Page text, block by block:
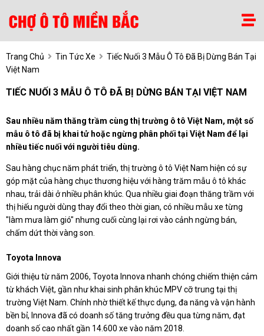
Trang Chủ Tin Tức Xe
Tiếc Nuối 3 Mẫu Ô Tô Đã Bị Dừng Bán Tại
Việt Nam
TIẾC NUỐI 3 MẪU Ô TÔ ĐÃ BỊ DỪNG BÁN TẠI VIỆT NAM
Sau nhiều năm thăng trầm cùng thị trường ô tô Việt Nam, một số
mẫu ô tô đã bị khai tử hoặc ngừng phân phối tại Việt Nam để lại
nhiều tiếc nuối với người tiêu dùng.
Sau hàng chục năm phát triển, thị trường ô tô Việt Nam hiện có sự
góp mặt của hàng chục thương hiệu với hàng trăm mẫu ô tô khác
nhau, trải dài ở nhiều phân khúc. Qua nhiều giai đoạn thăng trầm với
thị hiếu người dùng thay đổi theo thời gian, có nhiều mẫu xe từng
"làm mưa làm gió" nhưng cuối cùng lại rơi vào cảnh ngừng bán,
chấm dứt thời vàng son.
Toyota Innova
Giới thiệu từ năm 2006, Toyota Innova nhanh chóng chiếm thiện cảm
từ khách Việt, gần như khai sinh phân khúc MPV cỡ trung tại thị
trường Việt Nam. Chính nhờ thiết kế thực dụng, đa năng và vận hành
bền bỉ, Innova đã có doanh số tăng trưởng đều qua từng năm, đạt
doanh số cao nhất gần 14.600 xe vào năm 2018.